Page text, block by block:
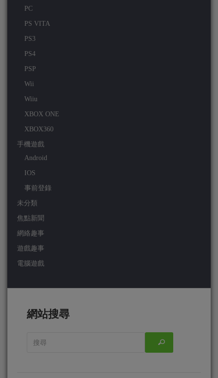
PC
PS VITA
PS3
PS4
PSP
Wii
Wiiu
XBOX ONE
XBOX360
手機遊戲
Android
IOS
事前登錄
未分類
焦點新聞
網絡趣事
遊戲趣事
電腦遊戲
網站搜尋